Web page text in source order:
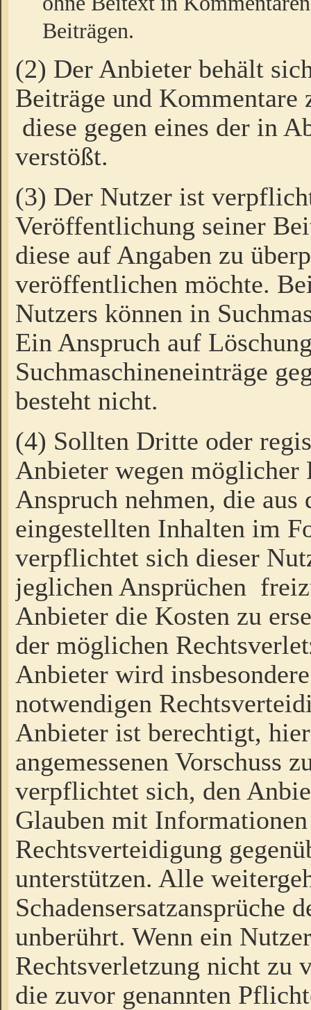
Beiträgen.
(2) Der Anbieter behält
Beiträge und Kommentare
diese gegen eines der in
verstößt.
(3) Der Nutzer ist
Veröffentlichung seiner
diese auf Angaben zu
veröffentlichen möchte.
Nutzers können in
Ein Anspruch auf
Suchmaschineneinträge
besteht nicht.
(4) Sollten Dritte oder
Anbieter wegen möglicher
Anspruch nehmen, die
eingestellten Inhalten im
verpflichtet sich dieser
jeglichen Ansprüchen
Anbieter die Kosten zu
der möglichen
Anbieter wird
notwendigen
Anbieter ist berechtigt,
angemessenen Vorschuss
verpflichtet sich, den
Glauben mit
Rechtsverteidigung
unterstützen. Alle
Schadensersatzansprüche
unberührt. Wenn ein
Rechtsverletzung nicht zu
die zuvor genannten